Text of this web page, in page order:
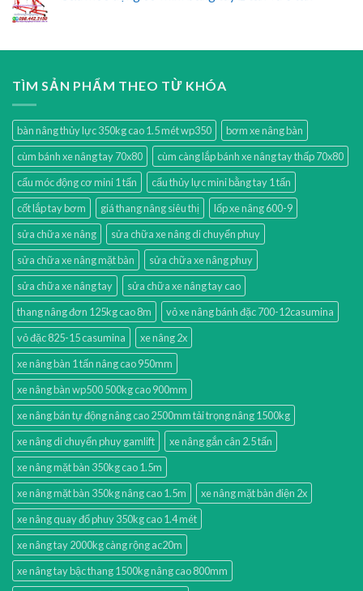
TÌM SẢN PHẨM THEO TỪ KHÓA
bàn nâng thủy lực 350kg cao 1.5 mét wp350
bơm xe nâng bàn
cùm bánh xe nâng tay 70x80
cùm càng lắp bánh xe nâng tay thấp 70x80
cẩu móc động cơ mini 1 tấn
cẩu thủy lực mini bằng tay 1 tấn
cốt lắp tay bơm
giá thang nâng siêu thị
lốp xe nâng 600-9
sửa chữa xe nâng
sửa chữa xe nâng di chuyển phuy
sửa chữa xe nâng mặt bàn
sửa chữa xe nâng phuy
sửa chữa xe nâng tay
sửa chữa xe nâng tay cao
thang nâng đơn 125kg cao 8m
vỏ xe nâng bánh đặc 700-12casumina
vỏ đặc 825-15 casumina
xe nâng 2x
xe nâng bàn 1 tấn nâng cao 950mm
xe nâng bàn wp500 500kg cao 900mm
xe nâng bán tự động nâng cao 2500mm tải trọng nâng 1500kg
xe nâng di chuyển phuy gamlift
xe nâng gắn cân 2.5 tấn
xe nâng mặt bàn 350kg cao 1.5m
xe nâng mặt bàn 350kg nâng cao 1.5m
xe nâng mặt bàn điện 2x
xe nâng quay đổ phuy 350kg cao 1.4 mét
xe nâng tay 2000kg càng rộng ac20m
xe nâng tay bậc thang 1500kg nâng cao 800mm